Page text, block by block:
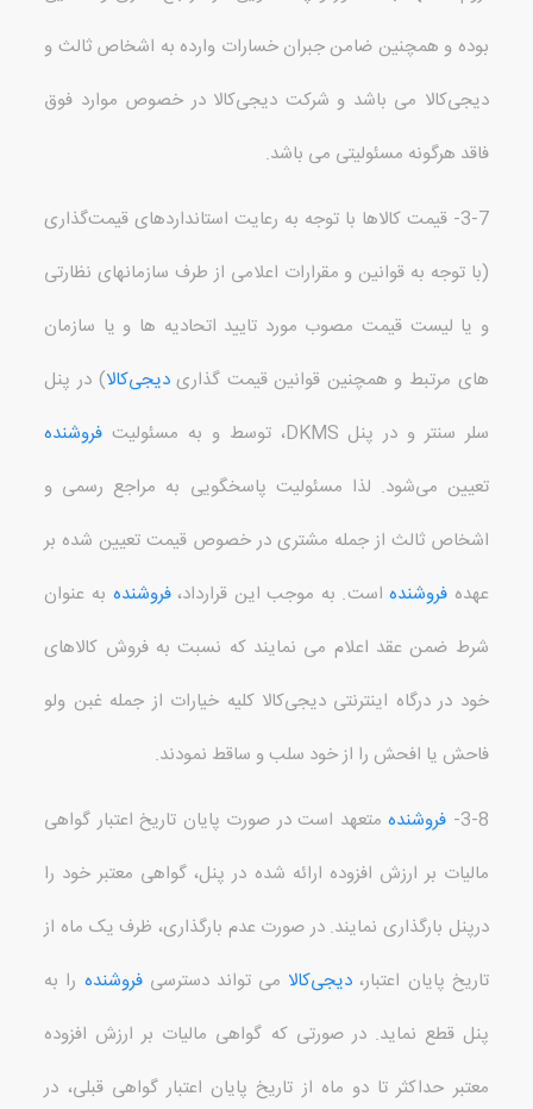
بوده و همچنین ضامن جبران خسارات وارده به اشخاص ثالث و
دیجی‌کالا می باشد و شرکت دیجی‌کالا در خصوص موارد فوق
فاقد هرگونه مسئولیتی می باشد.
3-7- قیمتکالاها با توجه به رعایت استانداردهای قیمت‌گذاری
(با توجه به قوانین و مقرارات اعلامی از طرف سازمانهای نظارتی
و یا لیست قیمت مصوب مورد تایید اتحادیه ها و یا سازمان
های مرتبط و همچنین قوانین قیمت گذاریدیجی‌کالا)در پنل
سلر سنتر و در پنل DKMS، توسط و به مسئولیت فروشنده
تعیین می‌شود. لذا مسئولیت پاسخگویی به مراجع رسمی و
اشخاص ثالث از جمله مشتری در خصوص قیمت تعیین شده بر
عهده فروشندهاست. به موجب این قرارداد،فروشنده به عنوان
شرط ضمن عقد اعلام می نمایند که نسبت به فروش کالاهای
خود در درگاه اینترنتی دیجی‌کالا کلیه خیارات از جمله غبن ولو
فاحش یا افحش را از خود سلب و ساقط نمودند.
3-8- فروشندهمتعهد است در صورت پایان تاریخ اعتبار گواهی
مالیات بر ارزش افزوده ارائه شده در پنل، گواهی معتبر خود را
درپنل بارگذاری نمایند.در صورت عدم بارگذاری، ظرف یک ماه از
تاریخ پایان اعتبار، دیجی‌کالا می تواند دسترسیفروشنده را به
پنل قطع نماید.در صورتی که گواهی مالیات بر ارزش افزوده
معتبر حداکثر تا دو ماه از تاریخ پایان اعتبار گواهی قبلی، در